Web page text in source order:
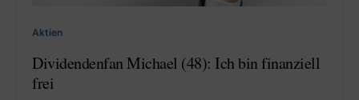
Aktien
Dividendenfan Michael (48): Ich bin finanziell
frei